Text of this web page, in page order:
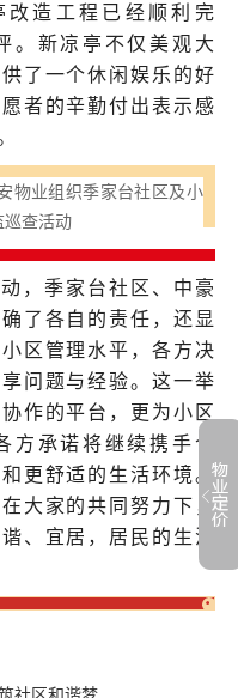
造工程已经顺利完
。新凉亭不仅美观大
了一个休闲娱乐的好
者的辛勤付出表示感
，季家台社区、中豪
了各自的责任，还显
区管理水平，各方决
问题与经验。这一举
作的平台，更为小区
方承诺将继续携手合
更舒适的生活环境。
大家的共同努力下，
、宜居，居民的生活
社区和谐梦